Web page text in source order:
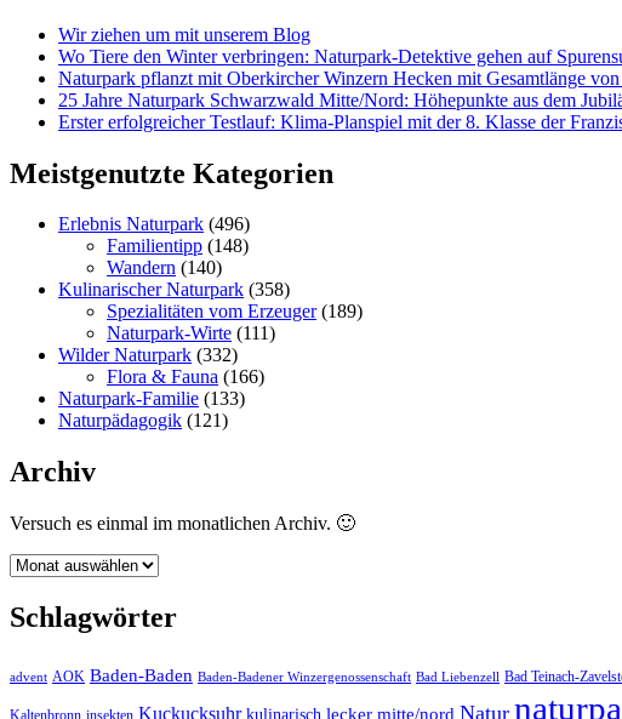
Wir ziehen um mit unserem Blog
Wo Tiere den Winter verbringen: Naturpark-Detektive gehen auf
Naturpark pflanzt mit Oberkircher Winzern Hecken mit Gesamtlänge
25 Jahre Naturpark Schwarzwald Mitte/Nord: Höhepunkte aus dem
Erster erfolgreicher Testlauf: Klima-Planspiel mit der 8. Klasse der
Meistgenutzte Kategorien
Erlebnis Naturpark (496)
Familientipp (148)
Wandern (140)
Kulinarischer Naturpark (358)
Spezialitäten vom Erzeuger(189)
Naturpark-Wirte (111)
Wilder Naturpark (332)
Flora & Fauna (166)
Naturpark-Familie (133)
Naturpädagogik (121)
Archiv
Versuch es einmal im monatlichen Archiv. 🙂
Archiv
Schlagwörter
advent AOK Baden-Baden Baden-Badener Winzergenossenschaft Bad Liebenzell Bad Teinach-
Kaltenbronn insekten Kuckucksuhr kulinarisch lecker mitte/nord Natur